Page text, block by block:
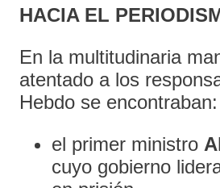
HACIA EL
En la multitudinaria
atentado a los
Hebdo se encontraban:
el primer ministro
cuyo gobierno